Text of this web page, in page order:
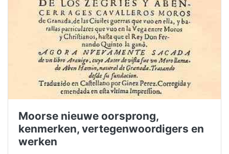
Moorse nieuwe oorsprong,
kenmerken, vertegenwoordigers en
werken